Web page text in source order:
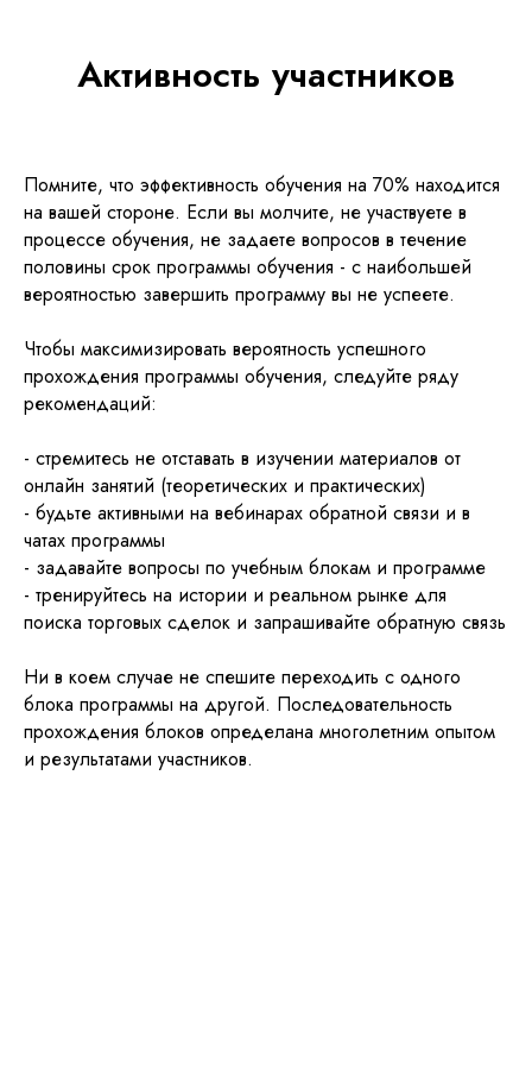
Активность участников
Помните, что эффективность обучения на 70% находится
на вашей стороне. Если вы молчите, не участвуете в
процессе обучения, не задаете вопросов в течение
половины срок программы обучения - с наибольшей
вероятностью завершить программу вы не успеете.
Чтобы максимизировать вероятность успешного
прохождения программы обучения, следуйте ряду
рекомендаций:
- стремитесь не отставать в изучении материалов от
онлайн занятий (теоретических и практических)
- будьте активными на вебинарах обратной связи и в
чатах программы
- задавайте вопросы по учебным блокам и программе
- тренируйтесь на истории и реальном рынке для
поиска торговых сделок и запрашивайте обратную связь
Ни в коем случае не спешите переходить с одного
блока программы на другой. Последовательность
прохождения блоков определана многолетним опытом
и результатами участников.